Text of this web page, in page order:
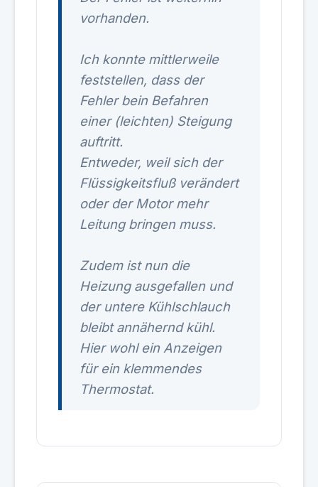
vorhanden.
Ich konnte mittlerweile
feststellen, dass der
Fehler bein Befahren
einer (leichten) Steigung
auftritt.
Entweder, weil sich der
Flüssigkeitsfluß verändert
oder der Motor mehr
Leitung bringen muss.
Zudem ist nun die
Heizung ausgefallen und
der untere Kühlschlauch
bleibt annähernd kühl.
Hier wohl ein Anzeigen
für ein klemmendes
Thermostat.